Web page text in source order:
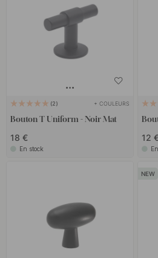
2 + COULEURS
Bouton T Uniform - Noir Mat
18 €
En stock
12